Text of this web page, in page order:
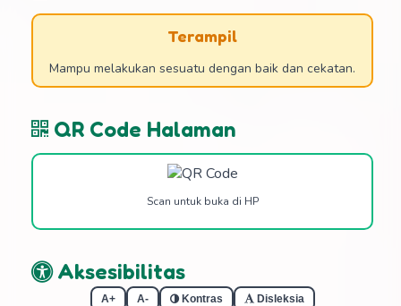
Terampil
Mampu melakukan sesuatu dengan baik dan cekatan.
QR Code Halaman
Scan untuk buka di HP
Aksesibilitas
A+ A- Kontras Disleksia